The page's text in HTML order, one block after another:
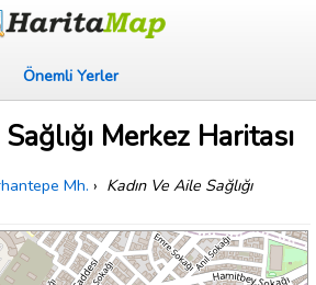
Önemli Yerler
Merkez Haritası
Mh. › Kadın Ve Aile Sağlığı